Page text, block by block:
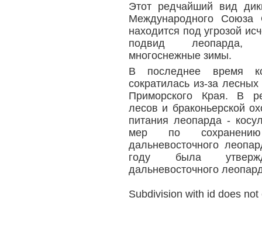
Этот редчайший вид
Международного
находится под угрозой
подвид леопарда,
многоснежные зимы.
В последнее время
сократилась из-за
Приморского Края. В
лесов и браконьерской
питания леопарда -
мер по
дальневосточного
году была
дальневосточного
Subdivision with id does not